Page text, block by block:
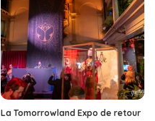
La Tomorrowland Expo de retour